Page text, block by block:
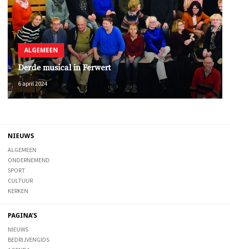
ALGEMEEN
Derde musical in Ferwert
6 april 2024
NIEUWS
ALGEMEEN
ONDERNEMEND
SPORT
CULTUUR
KERKEN
PAGINA'S
NIEUWS
BEDRIJVENGIDS